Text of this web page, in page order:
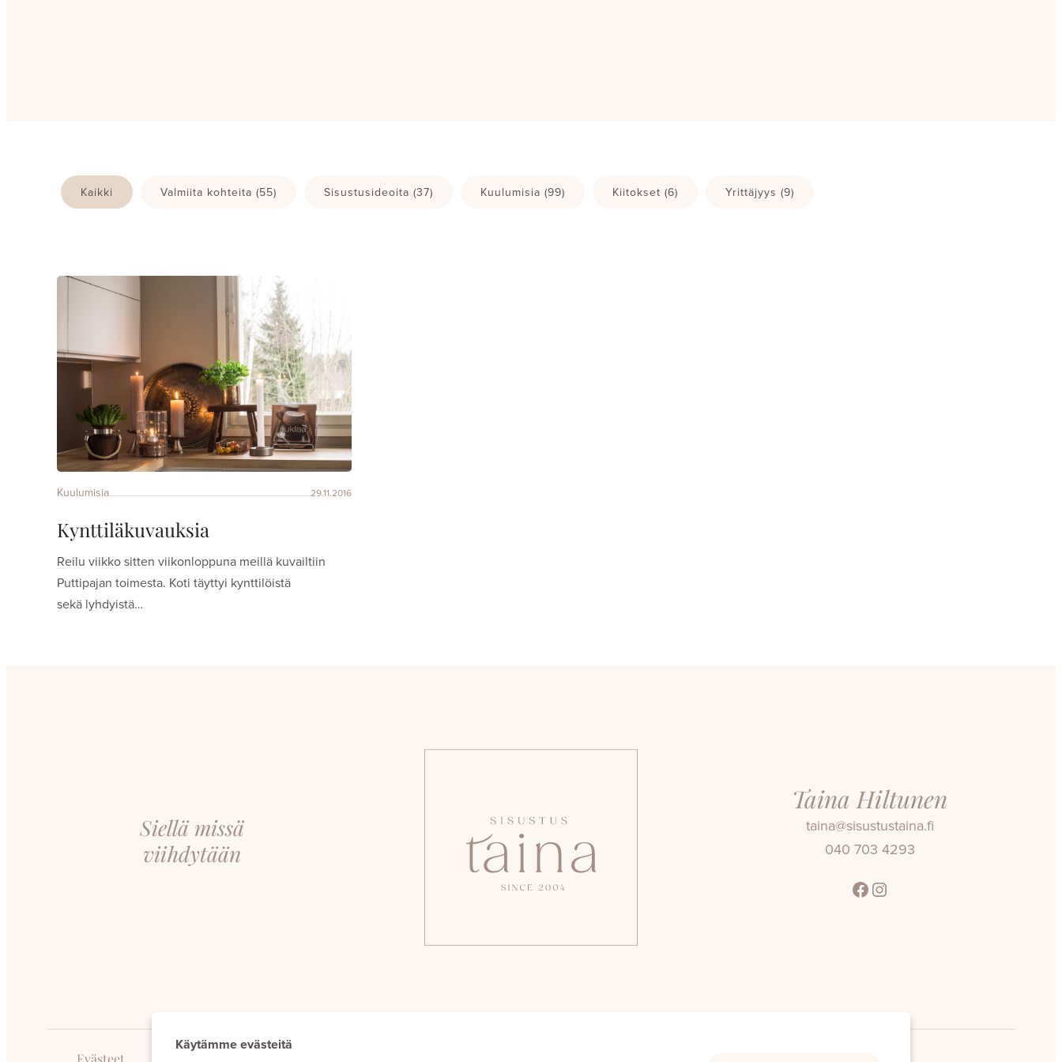
Kaikki Valmiita kohteita (55) Sisustusideoita (37) Kuulumisia (99) Kiitokset (6) Yrittäjyys (9)
Kuulumisia 29.11.2016
Kynttiläkuvauksia
Reilu viikko sitten viikonloppuna meillä kuvailtiin
Puttipajan toimesta. Koti täyttyi kynttilöistä
sekä lyhdyistä…
Siellä missä
viihdytään
Taina Hiltunen
taina@sisustustaina.fi
040 703 4293
Facebook
Instagram
Käytämme evästeitä